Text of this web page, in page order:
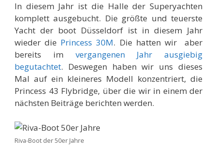
In diesem Jahr ist die Halle der Superyachten
komplett ausgebucht. Die größte und teuerste
Yacht der boot Düsseldorf ist in diesem Jahr
wieder die Princess 30M. Die hatten wir aber
bereits im vergangenen Jahr ausgiebig
begutachtet. Deswegen haben wir uns dieses
Mal auf ein kleineres Modell konzentriert, die
Princess 43 Flybridge, über die wir in einem der
nächsten Beiträge berichten werden.
Riva-Boot der 50er Jahre